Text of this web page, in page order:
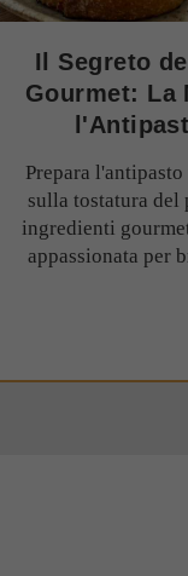
Il Segreto
Gourmet: La
Prepara
sulla tostatura del
ingredienti
appassionata per